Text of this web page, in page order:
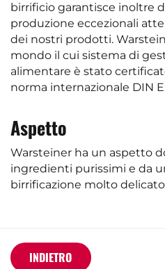
birrificio garantisce inoltre
produzione eccezionali
dei nostri prodotti.
mondo il cui sistema di
alimentare è stato
norma internazionale DIN
Aspetto
Warsteiner ha un aspetto
ingredienti purissimi e da
birrificazione molto
INDIETRO